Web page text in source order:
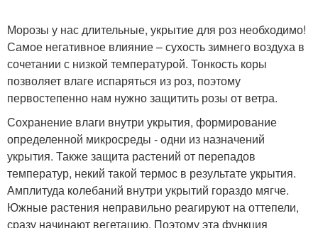
Морозы у нас длительные, укрытие для роз необходимо!
Самое негативное влияние – сухость зимнего воздуха в
сочетании с низкой температурой. Тонкость коры
позволяет влаге испаряться из роз, поэтому
первостепенно нам нужно защитить розы от ветра.
Сохранение влаги внутри укрытия, формирование
определенной микросреды - одни из назначений
укрытия. Также защита растений от перепадов
температур, некий такой термос в результате укрытия.
Амплитуда колебаний внутри укрытий гораздо мягче.
Южные растения неправильно реагируют на оттепели,
сразу начинают вегетацию. Поэтому эта функция